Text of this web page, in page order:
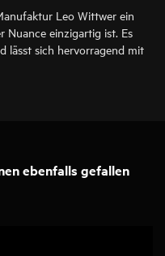
Leo Wittwer ein
Nuance einzigartig ist. Es
lässt sich hervorragend mit
ebenfalls gefallen